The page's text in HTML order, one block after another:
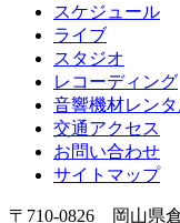
スケジュール
ライブ
スタジオ
レコーディング
音響機材レン
交通アクセス
お問い合わせ
サイトマップ
〒710-0826 岡山県